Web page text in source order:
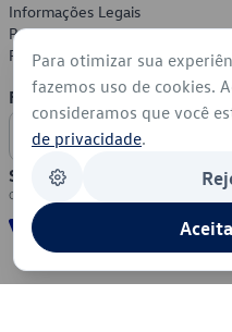
Informações Legais
Política de Privacidade
Política de Cookies
Formas de Pagamento
Segurança
Para otimizar sua
fazemos uso de cookies.
consideramos que você
de privacidade.